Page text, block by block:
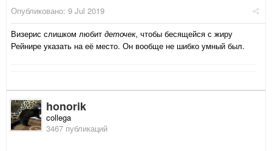
Опубликовано: 9 Jul 2019
Визерис слишком любит деточек, чтобы бесящейся с жиру
Рейнире указать на её место. Он вообще не шибко умный был.
honorik
collega
3467 публикаций